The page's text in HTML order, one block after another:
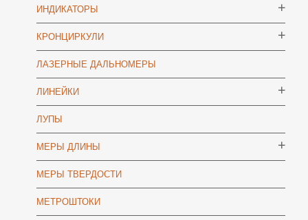
ИНДИКАТОРЫ
КРОНЦИРКУЛИ
ЛАЗЕРНЫЕ ДАЛЬНОМЕРЫ
ЛИНЕЙКИ
ЛУПЫ
МЕРЫ ДЛИНЫ
МЕРЫ ТВЕРДОСТИ
МЕТРОШТОКИ